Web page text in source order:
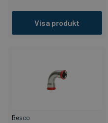
Visa produkt
Besco